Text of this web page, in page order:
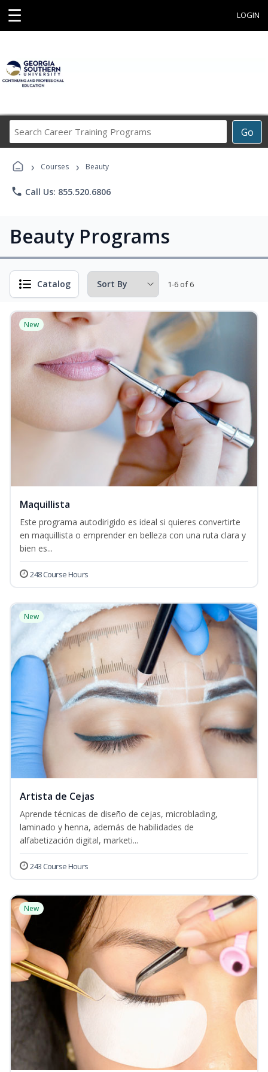
☰ LOGIN
Go
Career
› Courses › Beauty
phone Call Us: 855.520.6806
Beauty Programs
Catalog 1-6 of 6
New
Maquillista
Este programa autodirigido es ideal si quieres convertirte
en maquillista o emprender en belleza con una ruta clara y
bien es...
248 Course Hours
New
Artista de Cejas
Aprende técnicas de diseño de cejas, microblading,
laminado y henna, además de habilidades de
alfabetización digital, marketi...
243 Course Hours
New